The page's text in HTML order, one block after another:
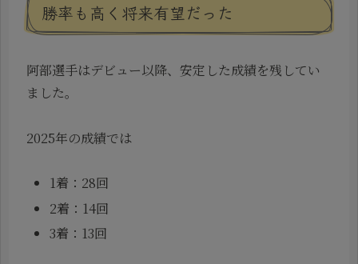
勝率も高く将来有望だった
阿部選手はデビュー以降、安定した成績を残してい
ました。
2025年の成績では
1着：28回
2着：14回
3着：13回